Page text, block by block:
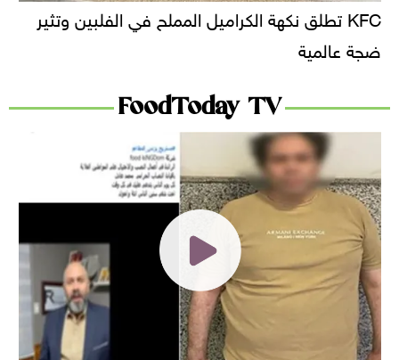
KFC تطلق نكهة الكراميل المملح في الفلبين وتثير
ضجة عالمية
FoodToday TV